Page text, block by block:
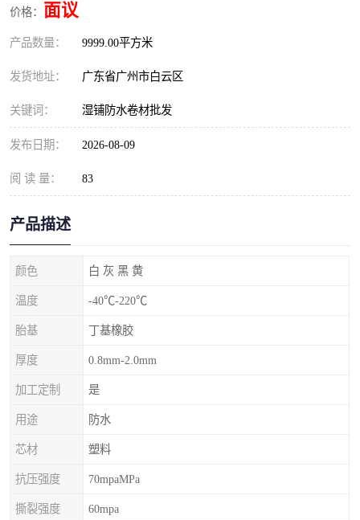
价格： 面议
产品数量： 9999.00平方米
发货地址： 广东省广州市白云区
关键词： 湿铺防水卷材批发
发布日期： 2026-08-09
阅 读 量： 83
产品描述
颜色 白 灰 黑 黄
温度 -40℃-220℃
胎基 丁基橡胶
厚度 0.8mm-2.0mm
加工定制 是
用途 防水
芯材 塑料
抗压强度 70mpaMPa
撕裂强度 60mpa